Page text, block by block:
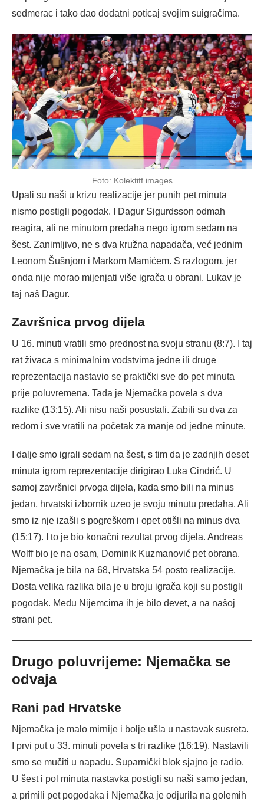
sedmerac i tako dao dodatni poticaj svojim suigračima.
Foto: Kolektiff images
Upali su naši u krizu realizacije jer punih pet minuta
nismo postigli pogodak. I Dagur Sigurdsson odmah
reagira, ali ne minutom predaha nego igrom sedam na
šest. Zanimljivo, ne s dva kružna napadača, već jednim
Leonom Šušnjom i Markom Mamićem. S razlogom, jer
onda nije morao mijenjati više igrača u obrani. Lukav je
taj naš Dagur.
Završnica prvog dijela
U 16. minuti vratili smo prednost na svoju stranu (8:7). I taj
rat živaca s minimalnim vodstvima jedne ili druge
reprezentacija nastavio se praktički sve do pet minuta
prije poluvremena. Tada je Njemačka povela s dva
razlike (13:15). Ali nisu naši posustali. Zabili su dva za
redom i sve vratili na početak za manje od jedne minute.
I dalje smo igrali sedam na šest, s tim da je zadnjih deset
minuta igrom reprezentacije dirigirao Luka Cindrić. U
samoj završnici prvoga dijela, kada smo bili na minus
jedan, hrvatski izbornik uzeo je svoju minutu predaha. Ali
smo iz nje izašli s pogreškom i opet otišli na minus dva
(15:17). I to je bio konačni rezultat prvog dijela. Andreas
Wolff bio je na osam, Dominik Kuzmanović pet obrana.
Njemačka je bila na 68, Hrvatska 54 posto realizacije.
Dosta velika razlika bila je u broju igrača koji su postigli
pogodak. Među Nijemcima ih je bilo devet, a na našoj
strani pet.
Drugo poluvrijeme: Njemačka se
odvaja
Rani pad Hrvatske
Njemačka je malo mirnije i bolje ušla u nastavak susreta.
I prvi put u 33. minuti povela s tri razlike (16:19). Nastavili
smo se mučiti u napadu. Suparnički blok sjajno je radio.
U šest i pol minuta nastavka postigli su naši samo jedan,
a primili pet pogodaka i Njemačka je odjurila na golemih